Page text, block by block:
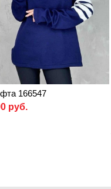
166547
руб.